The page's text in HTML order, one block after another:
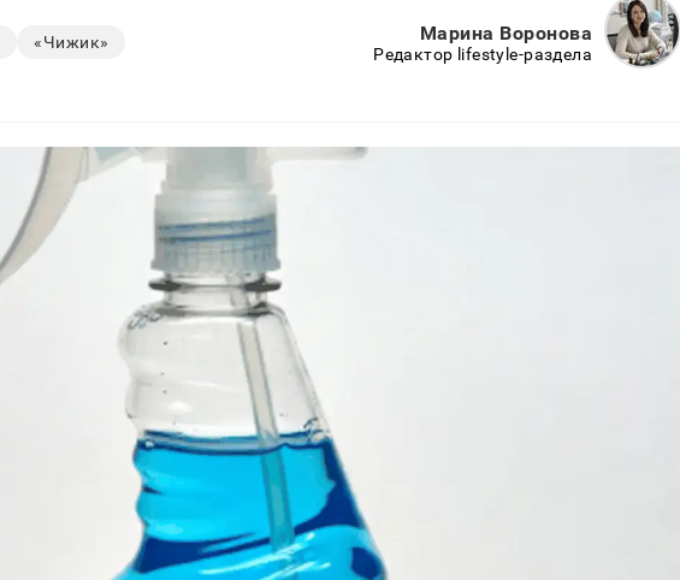
«Чижик» Марина Воронова
Редактор lifestyle-раздела